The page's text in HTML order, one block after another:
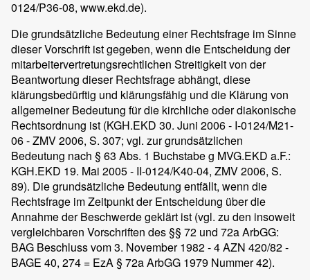
0124/P36-08, www.ekd.de).
Die grundsätzliche Bedeutung einer Rechtsfrage im Sinne
dieser Vorschrift ist gegeben, wenn die Entscheidung der
mitarbeitervertretungsrechtlichen Streitigkeit von der
Beantwortung dieser Rechtsfrage abhängt, diese
klärungsbedürftig und klärungsfähig und die Klärung von
allgemeiner Bedeutung für die kirchliche oder diakonische
Rechtsordnung ist (KGH.EKD 30. Juni 2006 - I-0124/M21-
06 - ZMV 2006, S. 307; vgl. zur grundsätzlichen
Bedeutung nach § 63 Abs. 1 Buchstabe g MVG.EKD a.F.:
KGH.EKD 19. Mai 2005 - II-0124/K40-04, ZMV 2006, S.
89). Die grundsätzliche Bedeutung entfällt, wenn die
Rechtsfrage im Zeitpunkt der Entscheidung über die
Annahme der Beschwerde geklärt ist (vgl. zu den insoweit
vergleichbaren Vorschriften des §§ 72 und 72a ArbGG:
BAG Beschluss vom 3. November 1982 - 4 AZN 420/82 -
BAGE 40, 274 = EzA § 72a ArbGG 1979 Nummer 42).